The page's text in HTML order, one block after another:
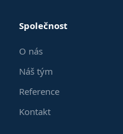
Společnost
O nás
Náš tým
Reference
Kontakt